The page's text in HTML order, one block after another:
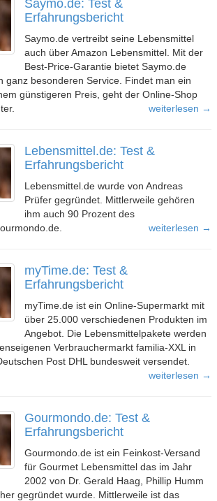
Saymo.de: Test &
Erfahrungsbericht
Saymo.de vertreibt seine Lebensmittel
auch über Amazon Lebensmittel. Mit der
Best-Price-Garantie bietet Saymo.de
ganz besonderen Service. Findet man ein
günstigeren Preis, geht der Online-Shop
weiterlesen →
Lebensmittel.de: Test &
Erfahrungsbericht
Lebensmittel.de wurde von Andreas
Prüfer gegründet. Mittlerweile gehören
ihm auch 90 Prozent des
weiterlesen →
myTime.de: Test &
Erfahrungsbericht
myTime.de ist ein Online-Supermarkt mit
über 25.000 verschiedenen Produkten im
Angebot. Die Lebensmittelpakete werden
Verbrauchermarkt familia-XXL in
Post DHL bundesweit versendet.
weiterlesen →
Gourmondo.de: Test &
Erfahrungsbericht
Gourmondo.de ist ein Feinkost-Versand
für Gourmet Lebensmittel das im Jahr
2002 von Dr. Gerald Haag, Phillip Humm
gegründet wurde. Mittlerweile ist das